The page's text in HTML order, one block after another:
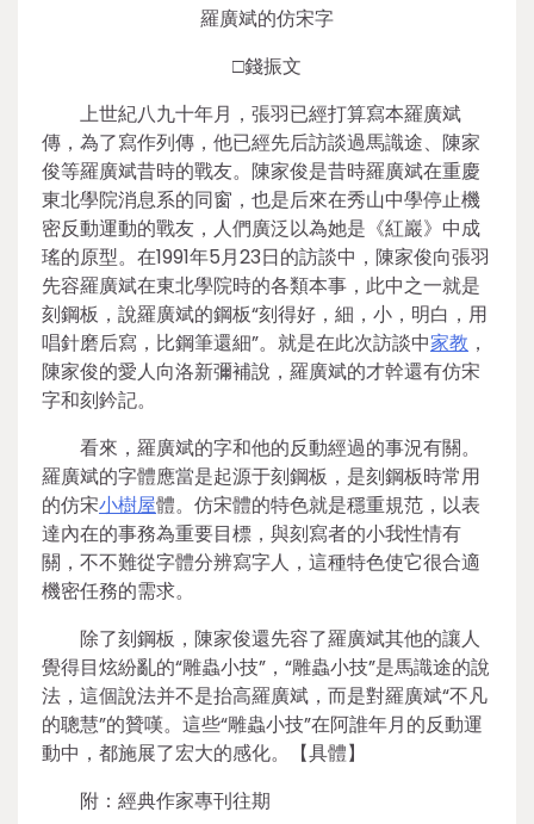
羅廣斌的仿宋字
□錢振文
上世紀八九十年月，張羽已經打算寫本羅廣斌
傳，為了寫作列傳，他已經先后訪談過馬識途、陳家
俊等羅廣斌昔時的戰友。陳家俊是昔時羅廣斌在重慶
東北學院消息系的同窗，也是后來在秀山中學停止機
密反動運動的戰友，人們廣泛以為她是《紅巖》中成
瑤的原型。在1991年5月23日的訪談中，陳家俊向張羽
先容羅廣斌在東北學院時的各類本事，此中之一就是
刻鋼板，說羅廣斌的鋼板“刻得好，細，小，明白，用
唱針磨后寫，比鋼筆還細”。就是在此次訪談中家教 ，
陳家俊的愛人向洛新彌補說，羅廣斌的才幹還有仿宋
字和刻鈐記。
看來，羅廣斌的字和他的反動經過的事況有關。
羅廣斌的字體應當是起源于刻鋼板，是刻鋼板時常用
的仿宋小樹屋體。仿宋體的特色就是穩重規范，以表
達內在的事務為重要目標，與刻寫者的小我性情有
關，不不難從字體分辨寫字人，這種特色使它很合適
機密任務的需求。
除了刻鋼板，陳家俊還先容了羅廣斌其他的讓人
覺得目炫紛亂的“雕蟲小技”，“雕蟲小技”是馬識途的說
法，這個說法并不是抬高羅廣斌，而是對羅廣斌“不凡
的聰慧”的贊嘆。這些“雕蟲小技”在阿誰年月的反動運
動中，都施展了宏大的感化。【具體】
附：經典作家專刊往期